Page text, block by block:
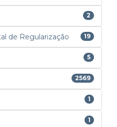
2
de Regularização 19
5
2569
1
1